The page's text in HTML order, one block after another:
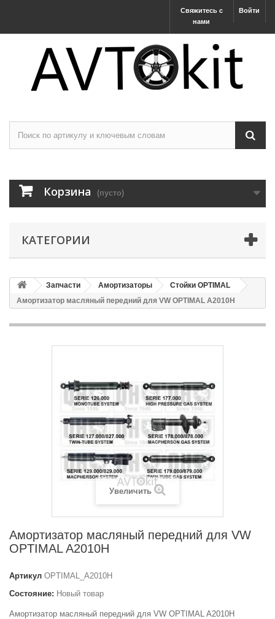
Войти
Свяжитесь с
нами
Корзина (пусто)
КАТЕГОРИИ
Запчасти Амортизаторы
Стойки OPTIMAL
Амортизатор масляный передний для VW OPTIMAL A2010H
Увеличить
Амортизатор масляный передний для VW
OPTIMAL A2010H
Артикул OPTIMAL_A2010H
Состояние: Новый товар
Амортизатор масляный передний для VW OPTIMAL A2010H